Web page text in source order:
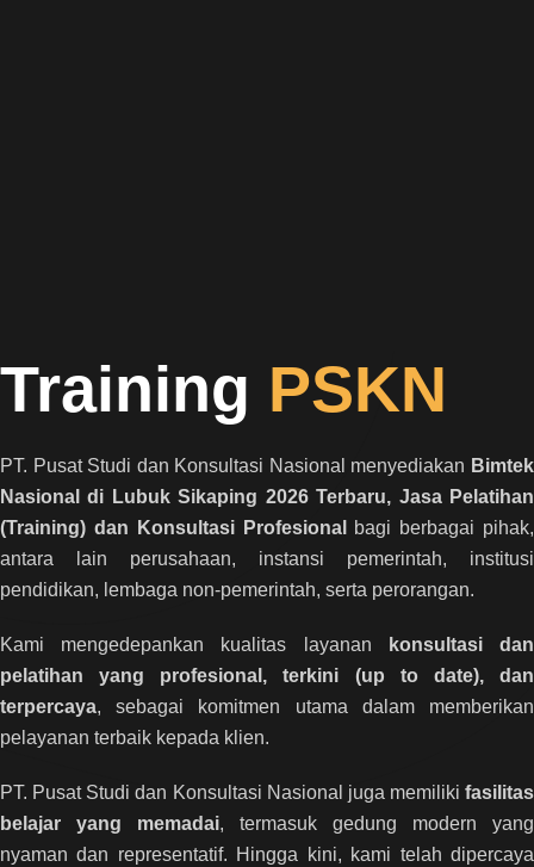
Training PSKN
PT. Pusat Studi dan Konsultasi Nasional menyediakan Bimtek
Nasional di Lubuk Sikaping 2026 Terbaru, Jasa Pelatihan
(Training) dan Konsultasi Profesional
bagi berbagai pihak,
antara lain perusahaan, instansi pemerintah, institusi
pendidikan, lembaga non-pemerintah, serta perorangan.
Kami mengedepankan kualitas layanan
konsultasi dan
pelatihan yang profesional, terkini (up to date), dan
terpercaya, sebagai komitmen utama dalam memberikan
pelayanan terbaik kepada klien.
PT. Pusat Studi dan Konsultasi Nasional juga memiliki fasilitas
belajar yang memadai, termasuk gedung modern yang
nyaman dan representatif. Hingga kini, kami telah dipercaya